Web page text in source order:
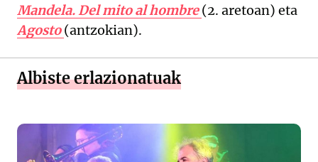
Mandela. Del mito al hombre (2. aretoan) eta
Agosto (antzokian).
Albiste erlazionatuak